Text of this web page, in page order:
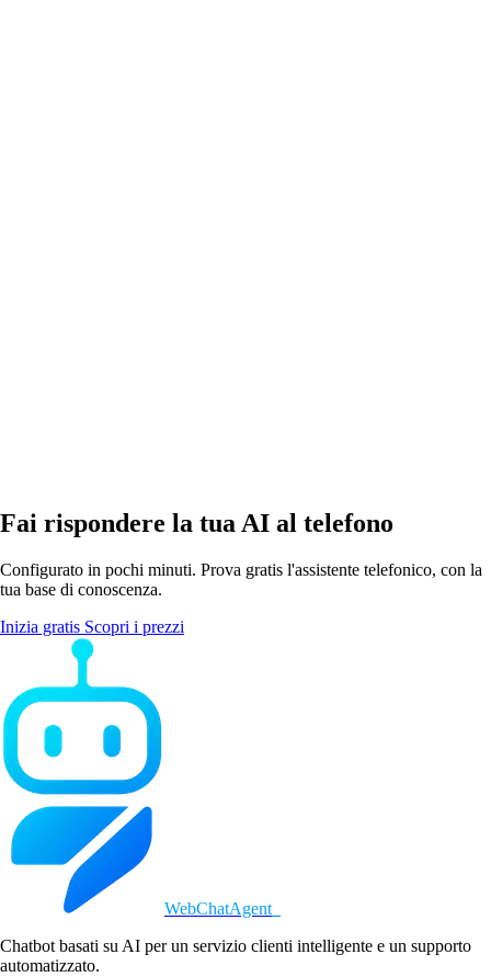
Fai rispondere la tua AI al telefono
Configurato in pochi minuti. Prova gratis l'assistente telefonico, con la
tua base di conoscenza.
Inizia gratis Scopri i prezzi
WebChatAgent
Chatbot basati su AI per un servizio clienti intelligente e un supporto
automatizzato.